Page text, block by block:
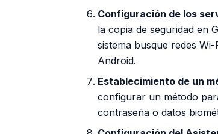
Configuración de los
la copia de seguridad en
sistema busque redes
Android.
Establecimiento de un
configurar un método
contraseña o datos